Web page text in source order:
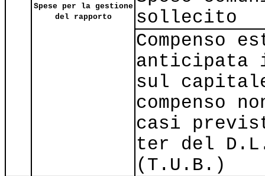
Spese per la gestione
del rapporto
sollecito
Compenso
anticipata
sul
compenso
casi
ter del
(T.U.B.)